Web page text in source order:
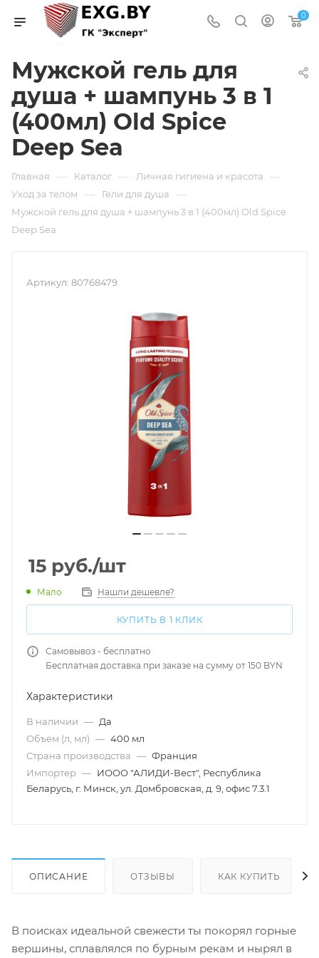
0
Мужской гель для
душа + шампунь 3 в 1
(400мл) Old Spice
Deep Sea
Главная — Каталог — Личная гигиена и красота —
Уход за телом — Гели для душа —
Мужской гель для душа + шампунь 3 в 1 (400мл) Old Spice
Deep Sea
Артикул: 80768479
15 руб./шт
Мало Нашли дешевле?
КУПИТЬ В 1 КЛИК
Самовывоз - бесплатно
Бесплатная доставка при заказе на сумму от 150 BYN
Характеристики
В наличии — Да
Объём (л, мл) — 400 мл
Страна производства — Франция
Импортер — ИООО "АЛИДИ-Вест", Республика
Беларусь, г. Минск, ул. Домбровская, д. 9, офис 7.3.1
ОПИСАНИЕ ОТЗЫВЫ КАК КУПИТЬ
В поисках идеальной свежести ты покорял горные
вершины, сплавлялся по бурным рекам и нырял в